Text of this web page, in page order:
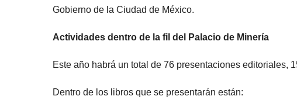
Gobierno de la Ciudad de México.
Actividades dentro de la fil del Palacio de Minería
Este año habrá un total de 76 presentaciones editoriales,
Dentro de los libros que se presentarán están: